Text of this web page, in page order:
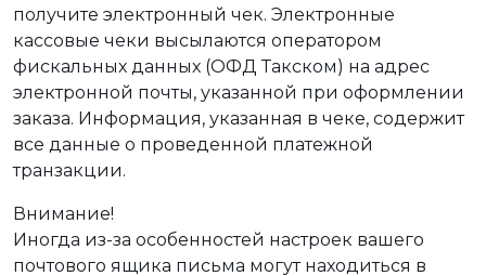
получите электронный чек. Электронные
кассовые чеки высылаются оператором
фискальных данных (ОФД Такском) на адрес
электронной почты, указанной при оформлении
заказа. Информация, указанная в чеке, содержит
все данные о проведенной платежной
транзакции.
Внимание!
Иногда из-за особенностей настроек вашего
почтового ящика письма могут находиться в